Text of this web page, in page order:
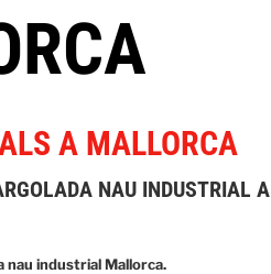
A MALLORCA
NAU INDUSTRIAL
nau industrial Mallorca.